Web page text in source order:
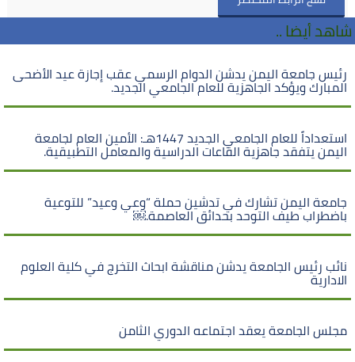
شاهد أيضا ..
رئيس جامعة اليمن يدشن الدوام الرسمي عقب إجازة عيد الأضحى
المبارك ويؤكد الجاهزية للعام الجامعي الجديد.
استعداداً للعام الجامعي الجديد 1447هـ: الأمين العام لجامعة
اليمن يتفقد جاهزية القاعات الدراسية والمعامل التطبيقية.
جامعة اليمن تشارك في تدشين حملة “وعي وعيد” للتوعية
باضطراب طيف التوحد بحدائق العاصمة.￼
نائب رئيس الجامعة يدشن مناقشة ابحاث التخرج في كلية العلوم
الادارية
مجلس الجامعة يعقد اجتماعه الدوري الثامن